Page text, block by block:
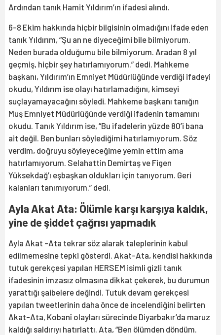
Ardından tanık Hamit Yıldırım’ın ifadesi alındı.
6-8 Ekim hakkında hiçbir bilgisinin olmadığını ifade eden
tanık Yıldırım, “Şu an ne diyeceğimi bile bilmiyorum.
Neden burada olduğumu bile bilmiyorum. Aradan 8 yıl
geçmiş, hiçbir şey hatırlamıyorum.” dedi. Mahkeme
başkanı, Yıldırım’ın Emniyet Müdürlüğünde verdiği ifadeyi
okudu, Yıldırım ise olayı hatırlamadığını, kimseyi
suçlayamayacağını söyledi. Mahkeme başkanı tanığın
Muş Emniyet Müdürlüğünde verdiği ifadenin tamamını
okudu. Tanık Yıldırım ise, “Bu ifadelerin yüzde 80’i bana
ait değil. Ben bunları söylediğimi hatırlamıyorum. Söz
verdim, doğruyu söyleyeceğime yemin ettim ama
hatırlamıyorum. Selahattin Demirtaş ve Figen
Yüksekdağ’ı eşbaşkan oldukları için tanıyorum. Geri
kalanları tanımıyorum.” dedi.
Ayla Akat Ata: Ölümle karşı karşıya kaldık,
yine de şiddet çağrısı yapmadık
Ayla Akat -Ata tekrar söz alarak taleplerinin kabul
edilmemesine tepki gösterdi. Akat-Ata, kendisi hakkında
tutuk gerekçesi yapılan HERSEM isimli gizli tanık
ifadesinin imzasız olmasına dikkat çekerek, bu durumun
yarattığı şaibelere değindi. Tutuk devam gerekçesi
yapılan tweetlerinin daha önce de incelendiğini belirten
Akat-Ata, Kobanî olayları sürecinde Diyarbakır’da maruz
kaldığı saldırıyı hatırlattı. Ata, “Ben ölümden döndüm.